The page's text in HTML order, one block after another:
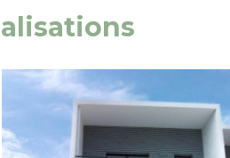
Image
view